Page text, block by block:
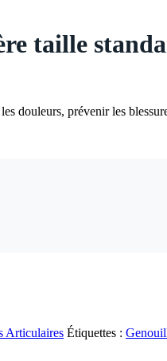
taille
douleurs, prévenir les
Articulaires Étiquettes :